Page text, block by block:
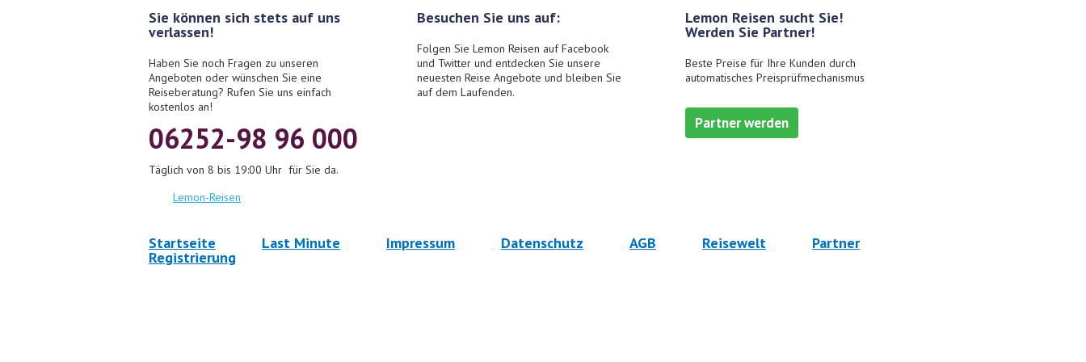
Sie können sich stets auf uns
verlassen!
Haben Sie noch Fragen zu unseren
Angeboten oder wünschen Sie eine
Reiseberatung? Rufen Sie uns einfach
kostenlos an!
06252-98 96 000
Täglich von 8 bis 19:00 Uhr für Sie da.
Lemon-Reisen
Besuchen Sie uns auf:
Folgen Sie Lemon Reisen auf Facebook
und Twitter und entdecken Sie unsere
neuesten Reise Angebote und bleiben Sie
auf dem Laufenden.
Lemon Reisen sucht Sie!
Werden Sie Partner!
Beste Preise für Ihre Kunden durch
automatisches Preisprüfmechanismus
Partner werden
Startseite Last Minute Impressum Datenschutz AGB Reisewelt Partner
Registrierung